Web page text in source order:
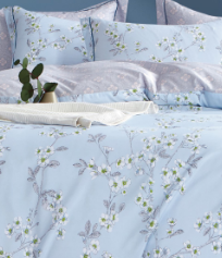
併入電信帳單，「大哥付你分期」於
結打開帳單後，可選擇「超商條碼／
／iPASS MONEY」等通路繳費。
「台灣大哥大股份有限公司」（以下
，得透過本服務購買商品或服務，
讓與本公司後，依約使用本公司帳
款使用「大哥付你分期」之契約關
名、電話或地址）提供予台灣大哥
本人進行分期帳單所需資料之確認
務條款，請詳閱以下連結：https://
先享後付」結帳流程】
式選擇「AFTEE先享後付」後，將
行簡訊認證並確認金額後，即可完
數日內，您將收到繳費通知簡訊。
通知簡訊後14天內，點擊此簡訊中的
行／等多元方式進行付款，方視為交
帳手續完成當下不需立刻繳費，但
家。未經商家同意取消之訂單仍視
費用。
功請以「AFTEE先享後付 」之結帳
／繳費後需取消欲退款等相關疑問
」https://
，滿NT$990(含以上)免運費